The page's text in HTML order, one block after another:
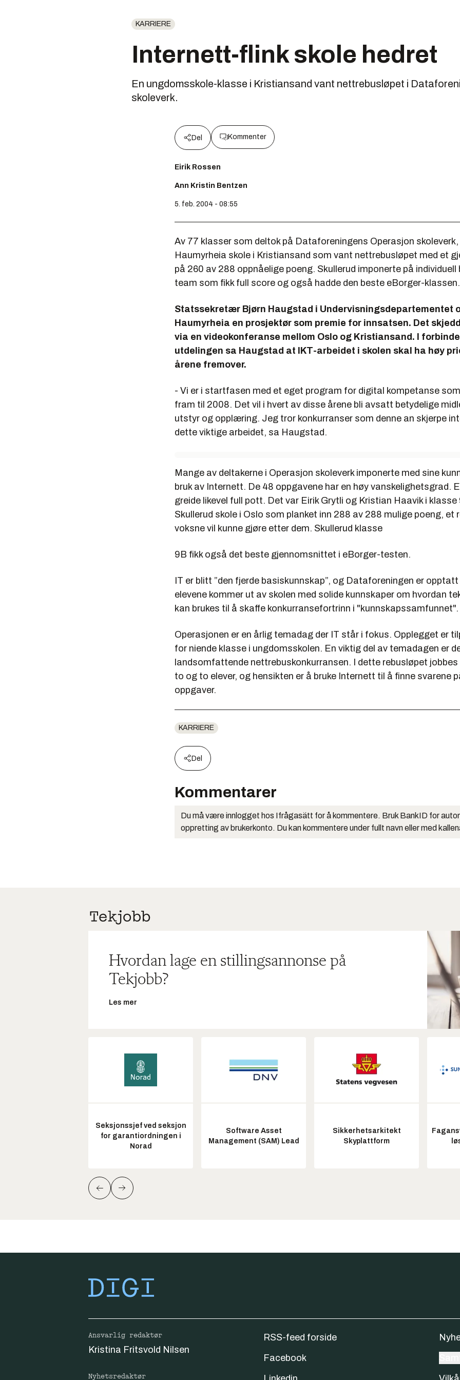
KARRIERE
Internett-flink skole hedret
En ungdomsskole-klasse i Kristiansand vant nettrebusløpet i
skoleverk.
Del Kommenter
Eirik Rossen
Ann Kristin Bentzen
5. feb. 2004 - 08:55
Av 77 klasser som deltok på Dataforeningens Operasjon skoleverk,
Haumyrheia skole i Kristiansand som vant nettrebusløpet med et
på 260 av 288 oppnåelige poeng. Skullerud imponerte på individuell
team som fikk full score og også hadde den beste eBorger-klassen.
Statssekretær Bjørn Haugstad i Undervisningsdepartementet
Haumyrheia en prosjektør som premie for innsatsen. Det
via en videokonferanse mellom Oslo og Kristiansand. I
utdelingen sa Haugstad at IKT-arbeidet i skolen skal ha høy
årene fremover.
- Vi er i startfasen med et eget program for digital kompetanse
fram til 2008. Det vil i hvert av disse årene bli avsatt betydelige
utstyr og opplæring. Jeg tror konkurranser som denne an skjerpe
dette viktige arbeidet, sa Haugstad.
Mange av deltakerne i Operasjon skoleverk imponerte med sine
bruk av Internett. De 48 oppgavene har en høy vanskelighetsgrad.
greide likevel full pott. Det var Eirik Grytli og Kristian Haavik i klasse
Skullerud skole i Oslo som planket inn 288 av 288 mulige poeng, et
voksne vil kunne gjøre etter dem. Skullerud klasse
9B fikk også det beste gjennomsnittet i eBorger-testen.
IT er blitt ”den fjerde basiskunnskap”, og Dataforeningen er
elevene kommer ut av skolen med solide kunnskaper om hvordan
kan brukes til å skaffe konkurransefortrinn i "kunnskapssamfunnet".
Operasjonen er en årlig temadag der IT står i fokus. Opplegget er
for niende klasse i ungdomsskolen. En viktig del av temadagen er
landsomfattende nettrebuskonkurransen. I dette rebusløpet
to og to elever, og hensikten er å bruke Internett til å finne svarene
oppgaver.
KARRIERE
Del
Kommentarer
Du må være innlogget hos Ifrågasätt for å kommentere. Bruk BankID for
oppretting av brukerkonto. Du kan kommentere under fullt navn eller med
Hvordan lage en stillingsannonse på
Tekjobb?
Les mer
Seksjonssjef ved seksjon
for garantiordningen i
Norad
Software Asset
Management (SAM) Lead
Sikkerhetsarkitekt
Skyplattform
Ansvarlig redaktør
Kristina Fritsvold Nilsen
Nyhetsredaktør
RSS-feed forside
Facebook